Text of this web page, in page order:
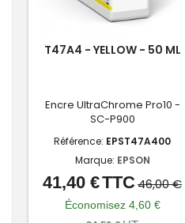
T47A4 - YELLOW - 50 ML
Encre UltraChrome Pro10 -
SC-P900
Référence: EPST47A400
Marque: EPSON
Prix
Prix
de
41,40 €TTC46,00 €
Économisez 4,60 €